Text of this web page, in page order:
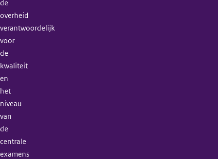
de
overheid
verantwoordelijk
voor
de
kwaliteit
en
het
niveau
van
de
centrale
examens